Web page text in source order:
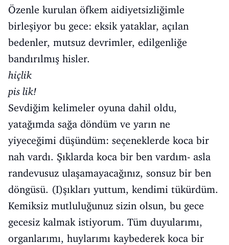
Özenle kurulan öfkem aidiyetsizliğimle
birleşiyor bu gece: eksik yataklar, açılan
bedenler, mutsuz devrimler, edilgenliğe
bandırılmış hisler.
hiçlik
pis lik!
Sevdiğim kelimeler oyuna dahil oldu,
yatağımda sağa döndüm ve yarın ne
yiyeceğimi düşündüm: seçeneklerde koca bir
nah vardı. Şıklarda koca bir ben vardım- asla
randevusuz ulaşamayacağınız, sonsuz bir ben
döngüsü. (I)şıkları yuttum, kendimi tükürdüm.
Kemiksiz mutluluğunuz sizin olsun, bu gece
gecesiz kalmak istiyorum. Tüm duyularımı,
organlarımı, huylarımı kaybederek koca bir